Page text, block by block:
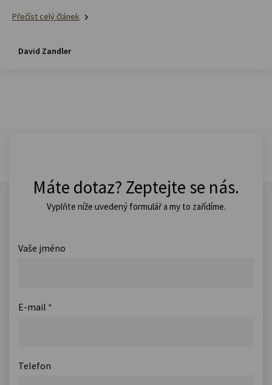
Přečíst celý článek
David Zandler
Máte dotaz? Zeptejte se nás.
Vyplňte níže uvedený formulář a my to zařídíme.
Vaše jméno
E-mail *
Telefon